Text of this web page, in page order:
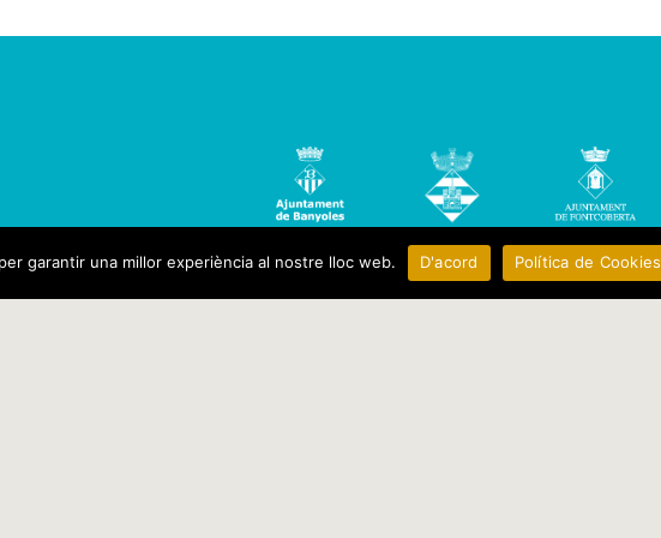
garantir una millor experiència al nostre lloc web. D'acord Política de Cookies